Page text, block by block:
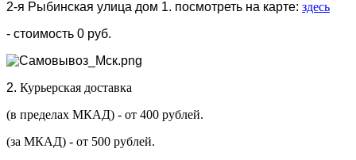
2-я Рыбинская улица дом 1. посмотреть на карте: здесь
- стоимость 0 руб.
2. Курьерская доставка
(в пределах МКАД) - от 400 рублей.
(за МКАД) - от 500 рублей.